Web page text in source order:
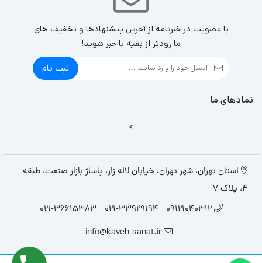
با عضویت در خبرنامه از آخرین پیشنهادها و تخفیف های
ما زودتر از بقیه با خبر شوید!
ثبت نام
نمادهای ما
>
استان تهران، شهر تهران، خیابان لاله زار، پاساژ بازار صنعت، طبقه
4، پلاک 7
09121040312 _ 021-33929194 _ 021-36615383
info@kaveh-sanat.ir